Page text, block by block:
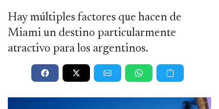
Hay múltiples factores que hacen de
Miami un destino particularmente
atractivo para los argentinos.